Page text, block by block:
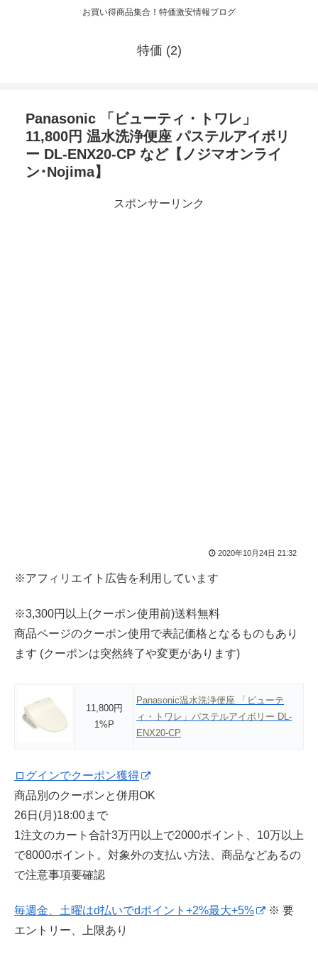
お買い得商品集合！特価激安情報ブログ
特価 (2)
Panasonic 「ビューティ・トワレ」
11,800円 温水洗浄便座 パステルアイボリ
ー DL-ENX20-CP など【ノジマオンライ
ン･Nojima】
スポンサーリンク
2020年10月24日 21:32
※アフィリエイト広告を利用しています
※3,300円以上(クーポン使用前)送料無料
商品ページのクーポン使用で表記価格となるものもあり
ます (クーポンは突然終了や変更があります)
11,800円
1%P
Panasonic温水洗浄便座 「ビューテ
ィ・トワレ」パステルアイボリー DL-
ENX20-CP
ログインでクーポン獲得
商品別のクーポンと併用OK
26日(月)18:00まで
1注文のカート合計3万円以上で2000ポイント、10万以上
で8000ポイント。対象外の支払い方法、商品などあるの
で注意事項要確認
毎週金、土曜はd払いでdポイント+2%最大+5%
※ 要
エントリー、上限あり